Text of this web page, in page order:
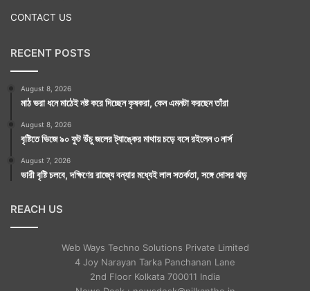
CONTACT US
RECENT POSTS
August 8, 2026
মাঠ ভরা ধনে মাঠেই নষ্ট করে দিচ্ছেন কৃষকরা, কেন এমনটা করছেন তাঁরা
August 8, 2026
বৃষ্টিতে ভিজে ৯০ ফুট উঁচু জলের ট্যাঙ্কের মাথায় চড়ে বসে রইলেন ৩ নার্স
August 7, 2026
ভারী বৃষ্টি চলবে, দক্ষিণের রাজ্যে বন্যার মধ্যেই লাল সতর্কতা, সঙ্গে দোসর ঝড়
REACH US
Web Ways Techno Solutions Private Limited
4 Joy Narayan Tarka Panchanan Lane
2nd Floor Kolkata 700011 India